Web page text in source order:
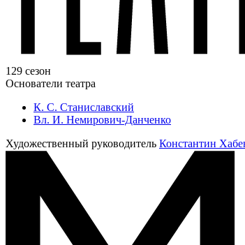
129 сезон
Основатели театра
К. С. Станиславский
Вл. И. Немирович-Данченко
Художественный руководитель Константин